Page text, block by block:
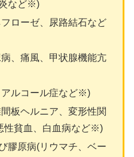
など※)
ローゼ、尿路結石など
、痛風、甲状腺機能亢
ルコール症など※)
板ヘルニア、変形性関
性貧血、白血病など※)
膠原病(リウマチ、ベー